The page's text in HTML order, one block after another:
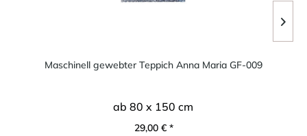
Maschinell gewebter Teppich Anna Maria GF-009
ab 80 x 150 cm
29,00 € *